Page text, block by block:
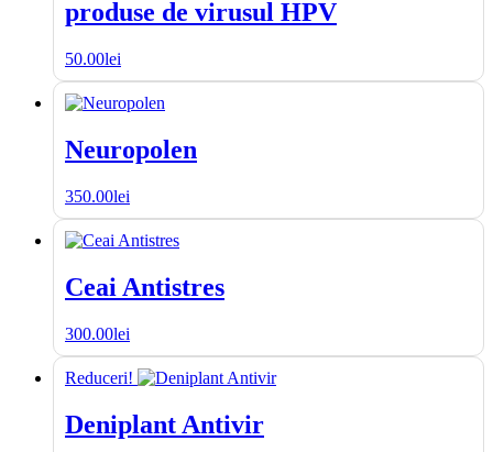
produse de virusul HPV
50.00lei
Neuropolen
350.00lei
Ceai Antistres
300.00lei
Reduceri!
Deniplant Antivir